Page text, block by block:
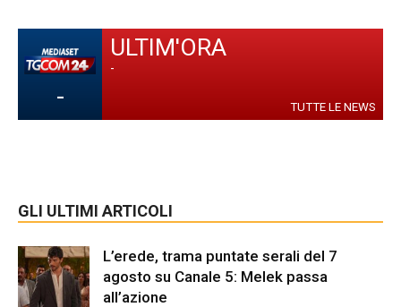
-
ULTIM'ORA
-
TUTTE LE NEWS
GLI ULTIMI ARTICOLI
L’erede, trama puntate serali del 7
agosto su Canale 5: Melek passa
all’azione